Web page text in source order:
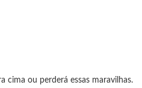
cima ou perderá essas maravilhas.